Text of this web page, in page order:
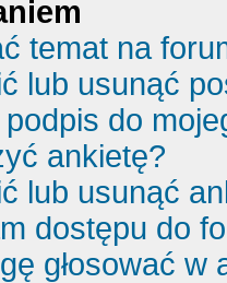
temat na
lub usunąć
do
ankietę?
lub usunąć
dostępu do
głosować w